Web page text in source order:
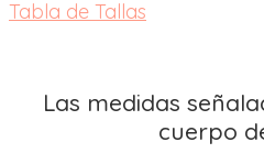
Tabla de Tallas
Las medidas
cuerpo